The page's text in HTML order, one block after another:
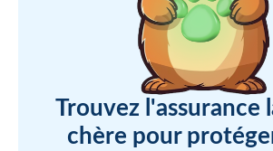
Trouvez l'assurance
chère pour